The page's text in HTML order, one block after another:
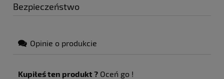
Bezpieczeństwo
Opinie o produkcie
Kupiłeś ten produkt ? Oceń go !